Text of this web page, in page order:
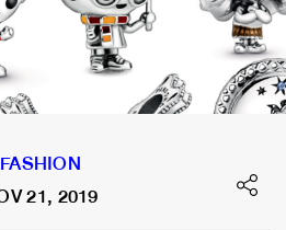
FASHION
21, 2019